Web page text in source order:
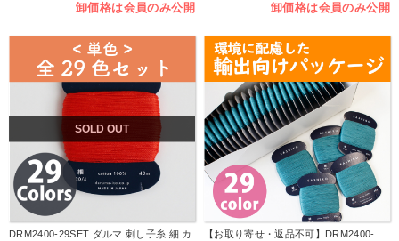
卸価格は会員のみ公開 卸価格は会員のみ公開
SOLD OUT
DRM2400-29SET ダルマ 刺し子糸 細 カ
【お取り寄せ・返品不可】DRM2400-